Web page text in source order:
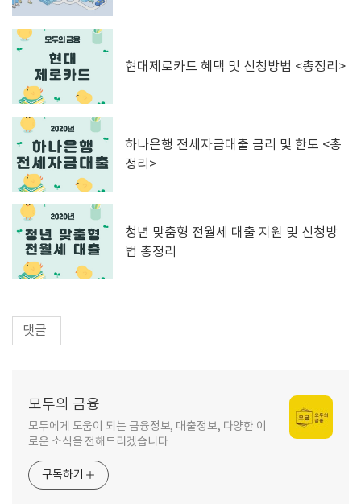
현대제로카드 혜택 및 신청방법 <총정리>
하나은행 전세자금대출 금리 및 한도 <총
정리>
청년 맞춤형 전월세 대출 지원 및 신청방
법 총정리
댓글
모두의 금융
모두에게 도움이 되는 금융정보, 대출정보, 다양한 이
로운 소식을 전해드리겠습니다
구독하기